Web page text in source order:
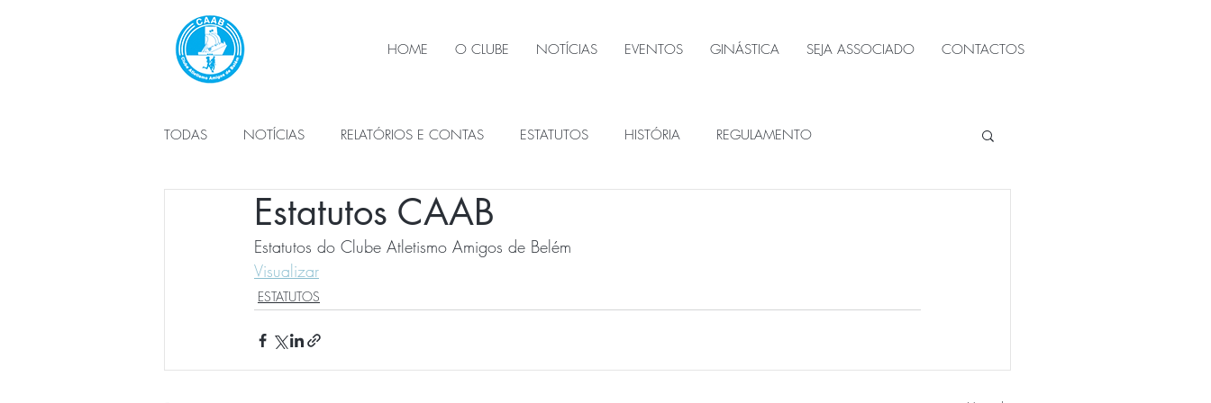
HOME O CLUBE NOTÍCIAS EVENTOS GINÁSTICA SEJA ASSOCIADO CONTACTOS
TODAS NOTÍCIAS RELATÓRIOS E CONTAS ESTATUTOS HISTÓRIA REGULAMENTO
PLANO DE ATIVIDADES ÓRGÃOS SOCIAIS
Estatutos CAAB
Estatutos do Clube Atletismo Amigos de Belém
Visualizar
ESTATUTOS